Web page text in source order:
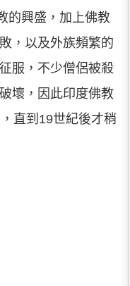
的興盛，加上佛教
，以及外族頻繁的
服，不少僧侶被殺
壞，因此印度佛教
直到19世紀後才稍